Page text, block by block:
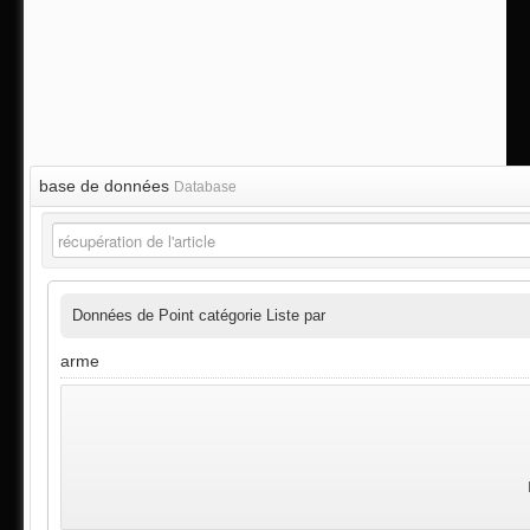
base de données Database
Données de Point catégorie Liste par
arme